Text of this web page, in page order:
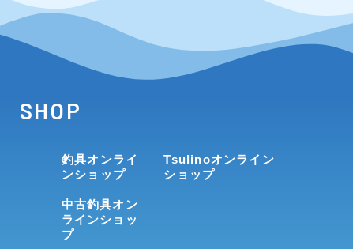
SHOP
釣具オンライ
ンショップ
中古釣具オン
ラインショッ
プ
Tsulinoオンライン
ショップ